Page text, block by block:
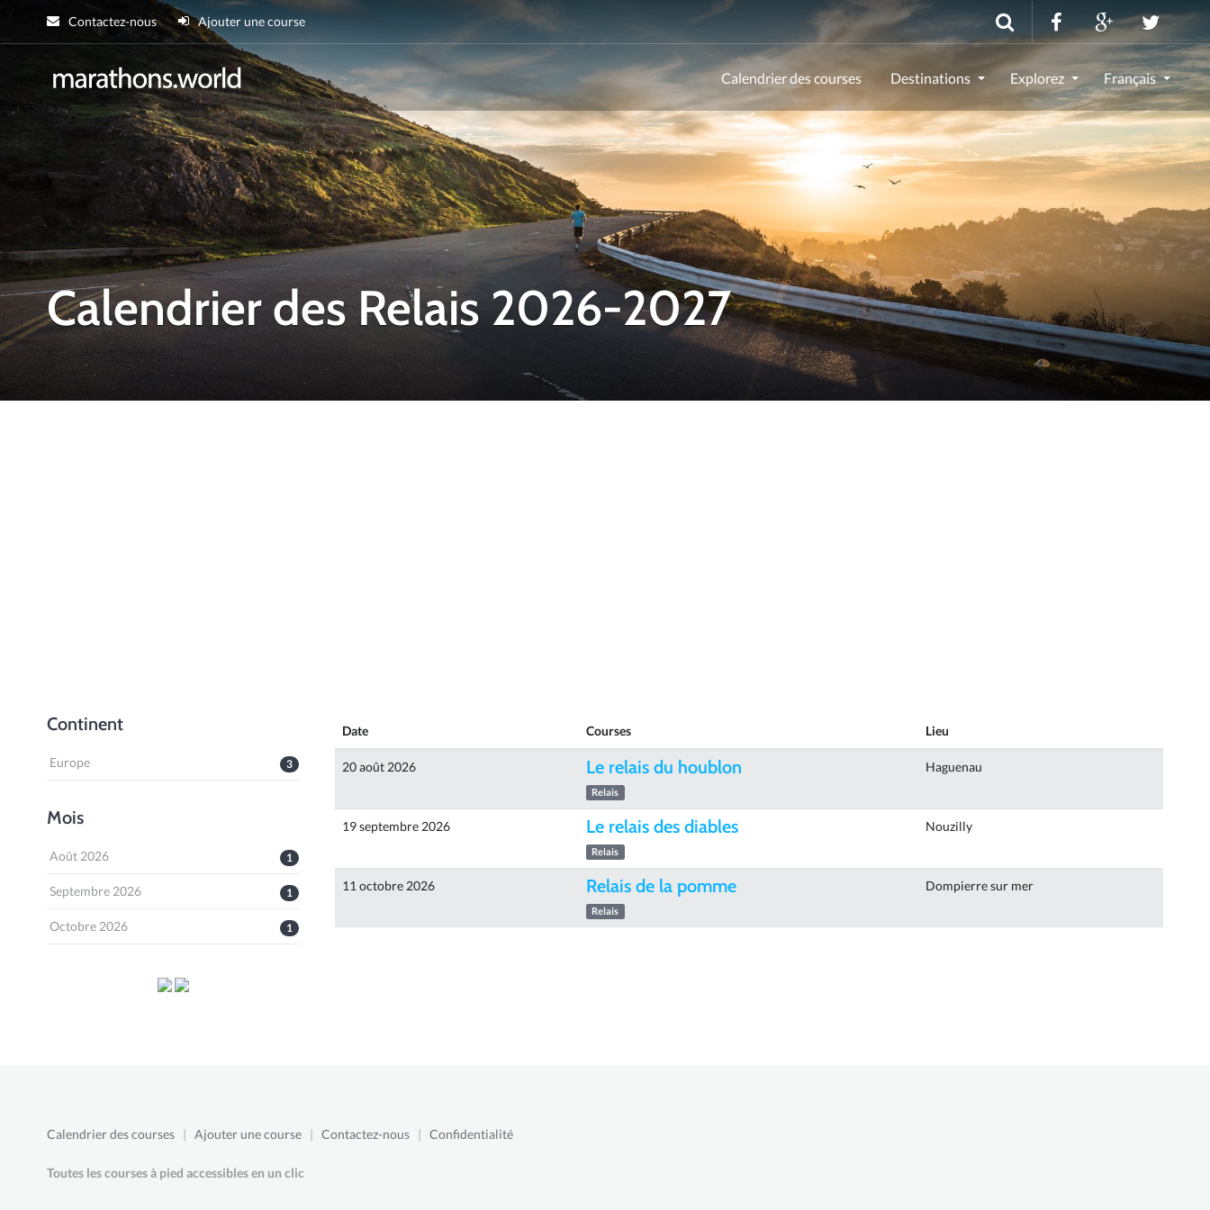
Contactez-nous Ajouter une course
marathons.world
Calendrier des courses Destinations Explorez Français
Calendrier des Relais 2026-2027
Continent
3
Europe
Mois
1
Août 2026
1
Septembre 2026
1
Octobre 2026
Date Courses Lieu
20 août 2026 Le relais du houblon
Relais
Haguenau
19 septembre 2026 Le relais des diables
Relais
Nouzilly
11 octobre 2026 Relais de la pomme
Relais
Dompierre sur mer
Calendrier des courses | Ajouter une course | Contactez-nous | Confidentialité
Toutes les courses à pied accessibles en un clic